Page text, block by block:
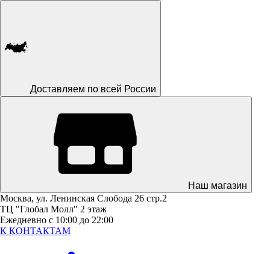
Доставляем по всей России
Наш магазин
Москва, ул. Ленинская Слобода 26 стр.2
ТЦ "Глобал Молл" 2 этаж
Ежедневно с 10:00 до 22:00
К КОНТАКТАМ